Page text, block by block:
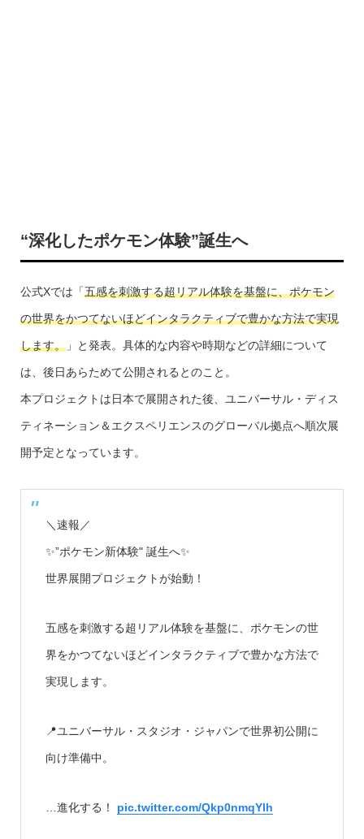
“深化したポケモン体験”誕生へ
公式Xでは「五感を刺激する超リアル体験を基盤に、ポケモン
の世界をかつてないほどインタラクティブで豊かな方法で実現
します。」と発表。具体的な内容や時期などの詳細について
は、後日あらためて公開されるとのこと。
本プロジェクトは日本で展開された後、ユニバーサル・ディス
ティネーション＆エクスペリエンスのグローバル拠点へ順次展
開予定となっています。
＼速報／
✨”ポケモン新体験" 誕生へ✨
世界展開プロジェクトが始動！
五感を刺激する超リアル体験を基盤に、ポケモンの世
界をかつてないほどインタラクティブで豊かな方法で
実現します。
📍ユニバーサル・スタジオ・ジャパンで世界初公開に
向け準備中。
…進化する！ pic.twitter.com/Qkp0nmqYlh